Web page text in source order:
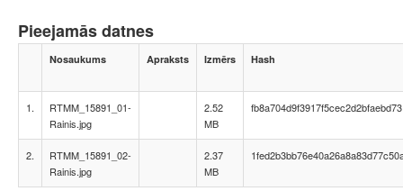
Pieejamās datnes
Nosaukums Apraksts Izmērs Hash
1.
RTMM_15891_01-
Rainis.jpg
2.52
MB
2.
RTMM_15891_02-
Rainis.jpg
2.37
MB